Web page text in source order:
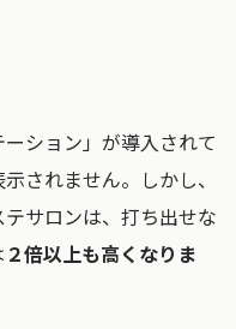
ション」が導入されて
されません。しかし、
サロンは、打ち出せな
２倍以上も高くなりま